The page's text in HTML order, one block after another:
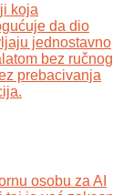
koja
da dio
jednostavno
bez ručnog
prebacivanja